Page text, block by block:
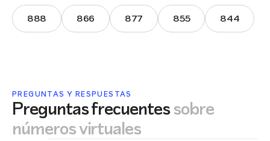
888 866 877 855 844
PREGUNTAS Y RESPUESTAS
Preguntas frecuentessobre
números virtuales